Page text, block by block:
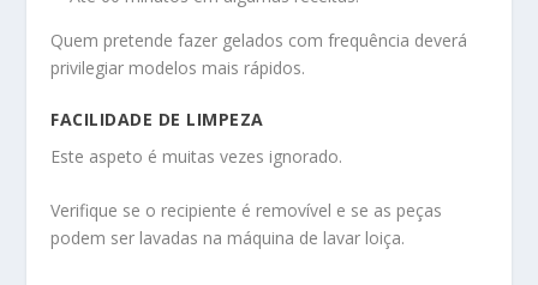
Quem pretende fazer gelados com frequência deverá
privilegiar modelos mais rápidos.
FACILIDADE DE LIMPEZA
Este aspeto é muitas vezes ignorado.
Verifique se o recipiente é removível e se as peças
podem ser lavadas na máquina de lavar loiça.